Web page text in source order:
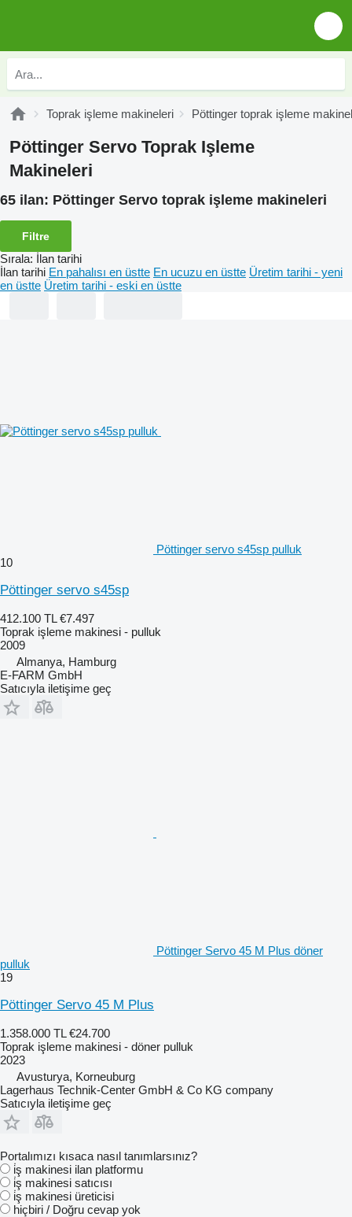
Toprak işleme makineleri Pöttinger toprak işleme
Pöttinger Servo Toprak Işleme
Makineleri
65 ilan: Pöttinger Servo toprak işleme makineleri
Filtre
Sırala: İlan tarihi
İlan tarihi En pahalısı en üstte En ucuzu en üstte Üretim tarihi - yeni
en üstte Üretim tarihi - eski en üstte
Pöttinger servo s45sp pulluk
10
Pöttinger servo s45sp
412.100 TL €7.497
Toprak işleme makinesi - pulluk
2009
Almanya, Hamburg
E-FARM GmbH
Satıcıyla iletişime geç
Pöttinger Servo 45 M Plus döner
pulluk
19
Pöttinger Servo 45 M Plus
1.358.000 TL €24.700
Toprak işleme makinesi - döner pulluk
2023
Avusturya, Korneuburg
Lagerhaus Technik-Center GmbH & Co KG company
Satıcıyla iletişime geç
Portalımızı kısaca nasıl tanımlarsınız?
i̇ş makinesi ilan platformu
i̇ş makinesi satıcısı
i̇ş makinesi üreticisi
hiçbiri / Doğru cevap yok